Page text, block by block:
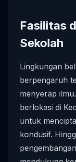
Fasilitas
Sekolah
Lingkungan
berpengaruh
menyerap
berlokasi di
untuk
kondusif.